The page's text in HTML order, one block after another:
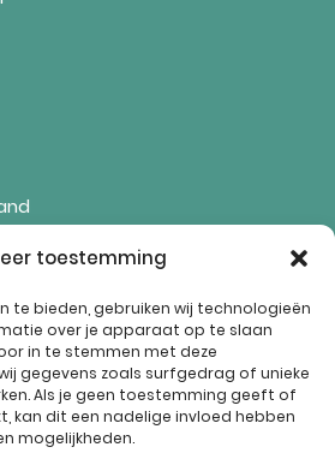
toestemming
te bieden, gebruiken wij technologieën
over je apparaat op te slaan
in te stemmen met deze
gegevens zoals surfgedrag of unieke
Als je geen toestemming geeft of
kan dit een nadelige invloed hebben
mogelijkheden.